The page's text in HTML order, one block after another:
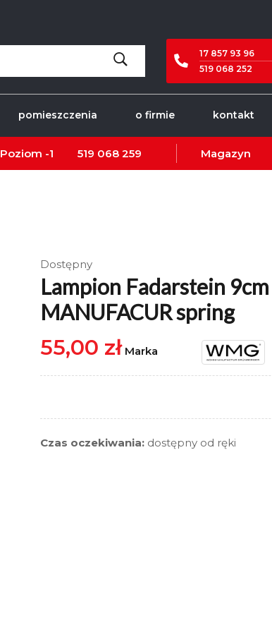
17 857 93 96
519 068 252
pomieszczenia o firmie kontakt
Poziom -1 519 068 259 Magazyn
Dostępny
Lampion Fadarstein
MANUFACUR spring
55,00 zł Marka
Czas oczekiwania: dostępny od ręki